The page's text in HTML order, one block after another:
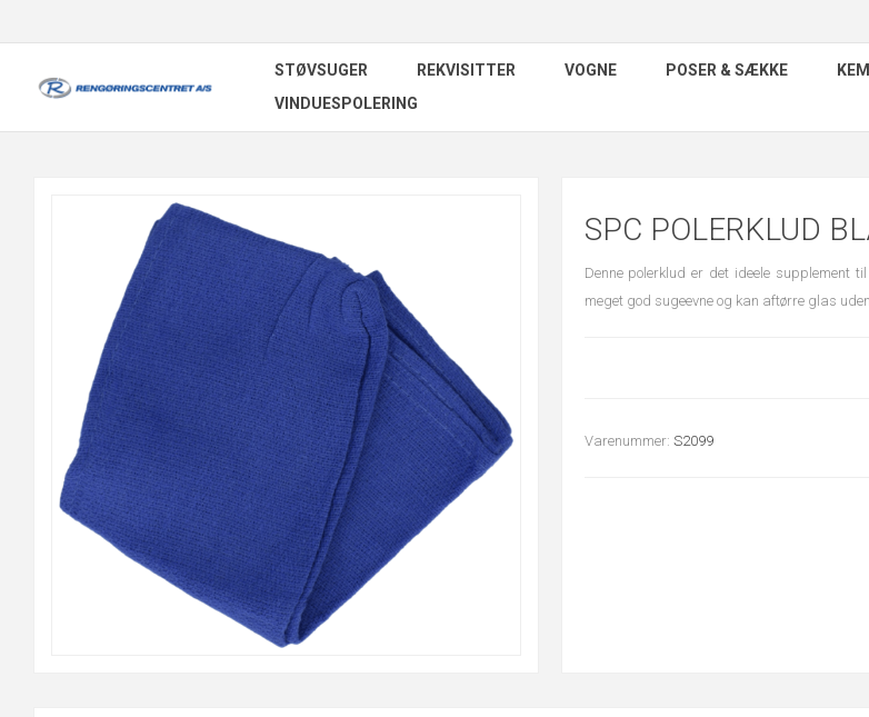
STØVSUGER REKVISITTER VOGNE POSER & SÆKKE KEMI
VINDUESPOLERING
SPC POLERKLUD
Denne polerklud er det ideele supplement
meget god sugeevne og kan aftørre glas
Varenummer: S2099